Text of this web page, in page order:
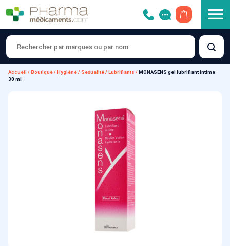
Accueil / Boutique/ Hygiène/Sexualité/ Lubrifiants / MONASENS gel lubrifiant intime
30 ml